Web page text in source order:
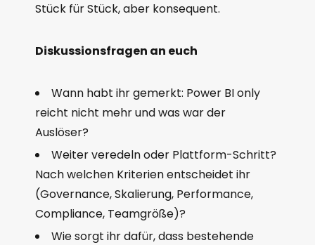
Stück für Stück, aber konsequent.
Diskussionsfragen an euch
Wann habt ihr gemerkt: Power BI only
reicht nicht mehr und was war der
Auslöser?
Weiter veredeln oder Plattform-Schritt?
Nach welchen Kriterien entscheidet ihr
(Governance, Skalierung, Performance,
Compliance, Teamgröße)?
Wie sorgt ihr dafür, dass bestehende